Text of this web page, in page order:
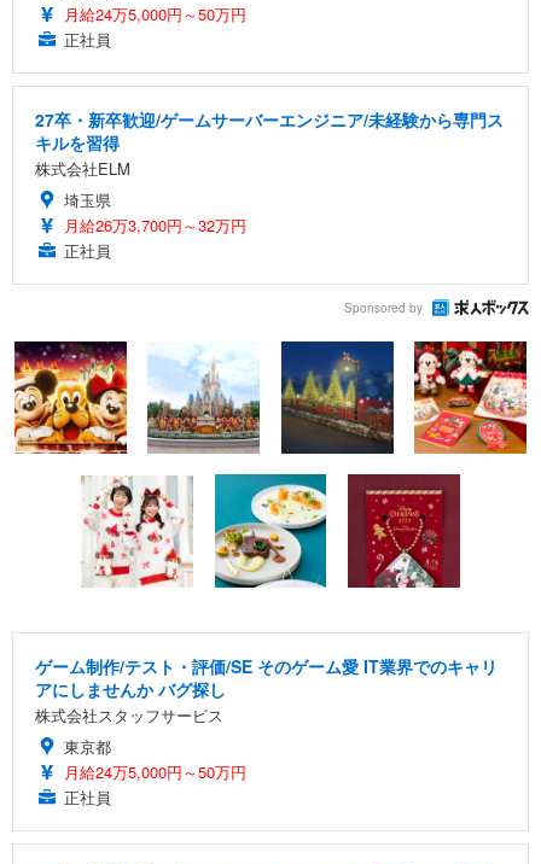
月給24万5,000円～50万円
正社員
27卒・新卒歓迎/ゲームサーバーエンジニア/未経験から専門ス
キルを習得
株式会社ELM
埼玉県
月給26万3,700円～32万円
正社員
Sponsored by
ゲーム制作/テスト・評価/SE そのゲーム愛 IT業界でのキャリ
アにしませんか バグ探し
株式会社スタッフサービス
東京都
月給24万5,000円～50万円
正社員